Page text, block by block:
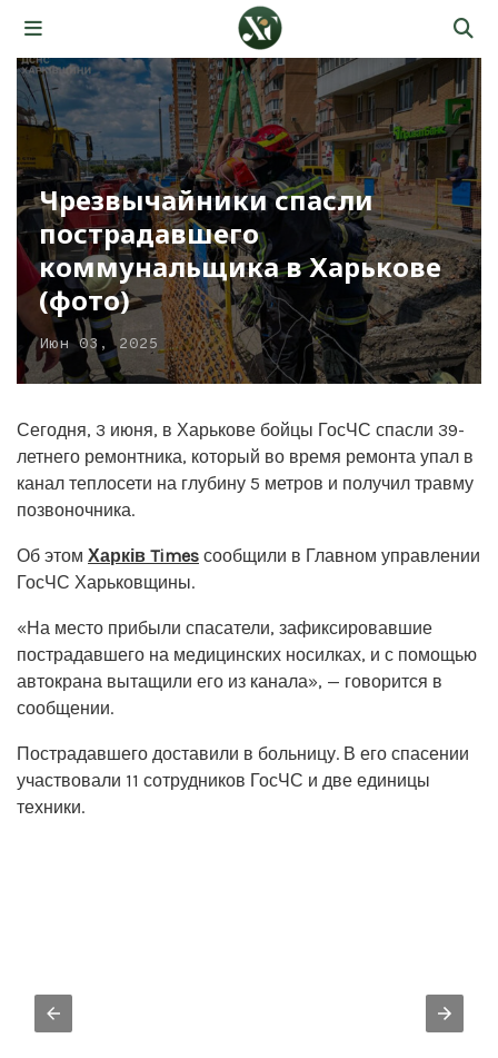
Чрезвычайники спасли
пострадавшего
коммунальщика в Харькове
(фото)
Июн 03, 2025
Сегодня, 3 июня, в Харькове бойцы ГосЧС спасли 39-
летнего ремонтника, который во время ремонта упал в
канал теплосети на глубину 5 метров и получил травму
позвоночника.
Об этом Харків Times сообщили в Главном управлении
ГосЧС Харьковщины.
«На место прибыли спасатели, зафиксировавшие
пострадавшего на медицинских носилках, и с помощью
автокрана вытащили его из канала», — говорится в
сообщении.
Пострадавшего доставили в больницу. В его спасении
участвовали 11 сотрудников ГосЧС и две единицы
техники.